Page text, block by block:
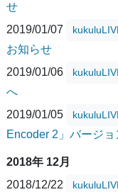
せ
2019/01/07
お知らせ
2019/01/06
へ
2019/01/05
Encoder 2」バージ
2018年 12月
2018/12/22